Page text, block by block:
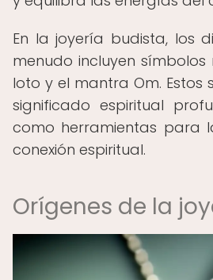
En la joyería budista, los
menudo incluyen símbolos
loto y el mantra Om. Estos
significado espiritual
como herramientas para
conexión espiritual.
Orígenes de la